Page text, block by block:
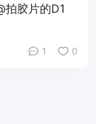
拍胶片的D1
1 0